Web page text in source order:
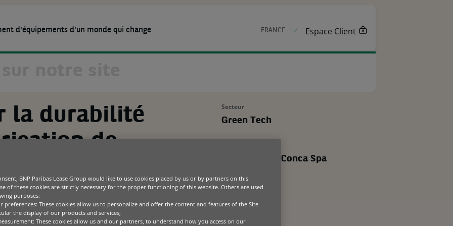
d'équipements d'un monde qui change FRANCE Espace Client
Bureautique
Green Tech
Options de financement d’équipements
Gestion de flotte et d’actifs
Équipements professionnels en Europe | Perspectives
Product as a Service
Notre raison d’être
Le comité de Direction
générale
Les pôles opérationnels
la durabilité
de
Spa est une force pionnière dans la fabrication de
Secteur
Green Tech
Ceramica del Conca Spa
Pays
BNP Paribas Lease Group would like to use cookies placed by us or by partners on this
of these cookies are strictly necessary for the proper functioning of this website. Others are used
purposes:
preferences: These cookies allow us to personalize and offer the content and features of the Site
the display of our products and services;
These cookies allow us and our partners, to understand how you access on our